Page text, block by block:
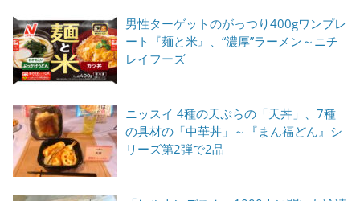
男性ターゲットのがっつり400gワンプレ
ート『麺と米』、“濃厚”ラーメン～ニチ
レイフーズ
ニッスイ 4種の天ぷらの「天丼」、7種
の具材の「中華丼」～『まん福どん』シ
リーズ第2弾で2品